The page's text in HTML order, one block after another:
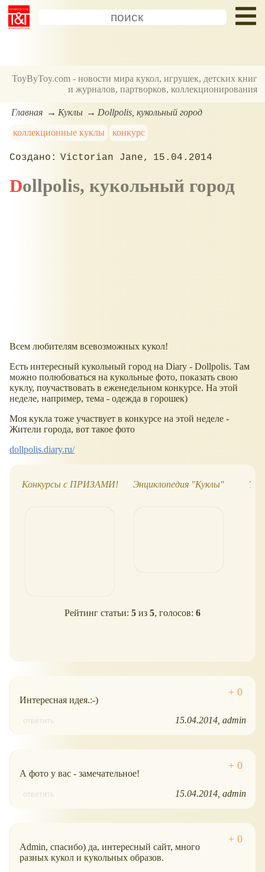
ToyByToy.com - новости мира кукол, игрушек, детских книг
и журналов, партворков, коллекционирования
Главная Куклы
Dollpolis, кукольный город
коллекционные куклы
конкурс
Victorian Jane 15.04.2014
Dollpolis, кукольный город
Всем любителям всевозможных кукол!
Есть интересный кукольный город на Diary - Dollpolis. Там
можно полюбоваться на кукольные фото, показать свою
куклу, поучаствовать в еженедельном конкурсе. На этой
неделе, например, тема - одежда в горошек)
Моя кукла тоже участвует в конкурсе на этой неделе -
Жители города, вот такое фото
dollpolis.diary.ru/
Конкурсы с ПРИЗАМИ! Энциклопедия "Куклы"
Рейтинг статьи: 5 из 5, голосов: 6
Интересная идея.:-)
ответить 15.04.2014 admin
А фото у вас - замечательное!
ответить 15.04.2014 admin
Admin, спасибо) да, интересный сайт, много
разных кукол и кукольных образов.